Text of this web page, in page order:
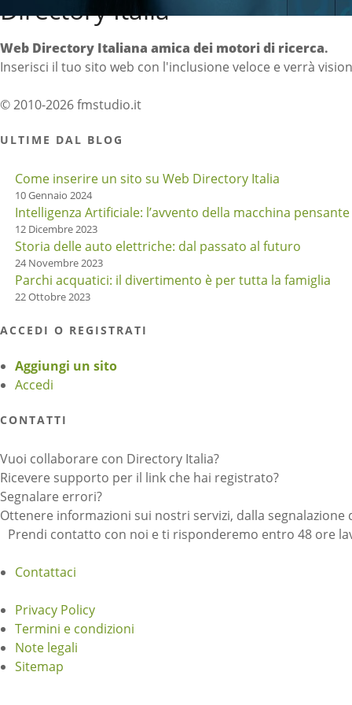
Directory Italia
Web Directory Italiana amica dei motori di ricerca.
Inserisci il tuo sito web con l'inclusione veloce e verrà
© 2010-2026 fmstudio.it
ULTIME DAL BLOG
Come inserire un sito su Web Directory Italia
10 Gennaio 2024
Intelligenza Artificiale: l’avvento della macchina pensante
12 Dicembre 2023
Storia delle auto elettriche: dal passato al futuro
24 Novembre 2023
Parchi acquatici: il divertimento è per tutta la famiglia
22 Ottobre 2023
ACCEDI O REGISTRATI
Aggiungi un sito
Accedi
CONTATTI
Vuoi collaborare con Directory Italia?
Ricevere supporto per il link che hai registrato?
Segnalare errori?
Ottenere informazioni sui nostri servizi, dalla
Prendi contatto con noi e ti risponderemo entro 48 ore
Contattaci
Privacy Policy
Termini e condizioni
Note legali
Sitemap